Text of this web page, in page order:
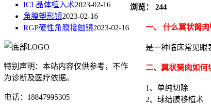
浏览： 244
一、 什么翼状胬肉
是一种临床常见眼
二、翼状胬肉如何
1、单纯切除
2、球结膜移植术
ICL晶体植入术2023-02-16
角膜塑形镜2023-02-16
RGP硬性角膜接触镜2023-02-16
特别声明：本站内容仅供参考，不作
为诊断及医疗依据。
电话：18847995305